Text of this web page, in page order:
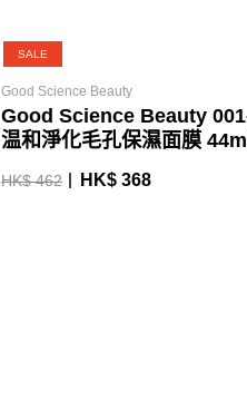
SALE
Good Science Beauty
Good Science Beauty
温和淨化毛孔保濕面膜
HK$ 462 HK$ 368